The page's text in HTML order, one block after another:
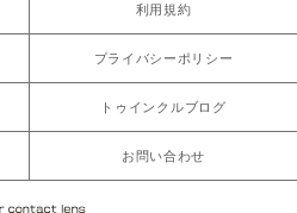
利用規約
プライバシーポリシー
トゥインクルブログ
お問い合わせ